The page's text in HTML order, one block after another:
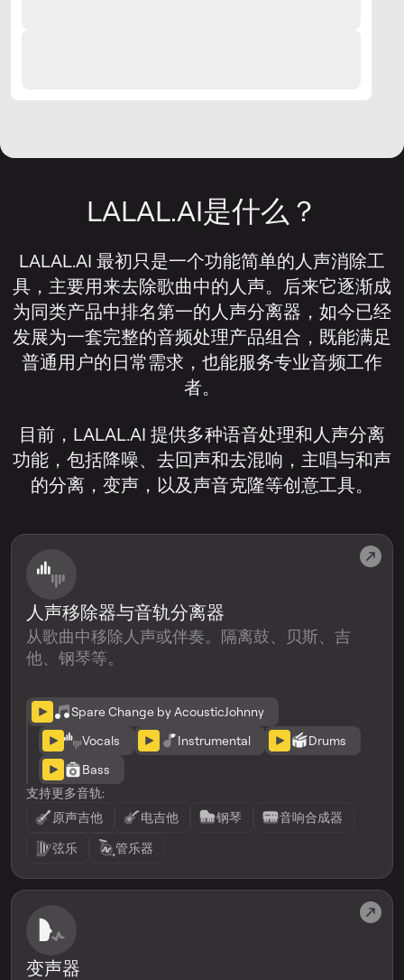
LALAL.AI是什么？
LALAL.AI 最初只是一个功能简单的人声消除工
具，主要用来去除歌曲中的人声。后来它逐渐成
为同类产品中排名第一的人声分离器，如今已经
发展为一套完整的音频处理产品组合，既能满足
普通用户的日常需求，也能服务专业音频工作
者。
目前，LALAL.AI 提供多种语音处理和人声分离
功能，包括降噪、去回声和去混响，主唱与和声
的分离，变声，以及声音克隆等创意工具。
人声移除器与音轨分离器
从歌曲中移除人声或伴奏。隔离鼓、贝斯、吉
他、钢琴等。
Spare Change by AcousticJohnny
Vocals
Instrumental
Drums
Bass
支持更多音轨:
原声吉他
电吉他 钢琴
音响合成器
弦乐
管乐器
变声器